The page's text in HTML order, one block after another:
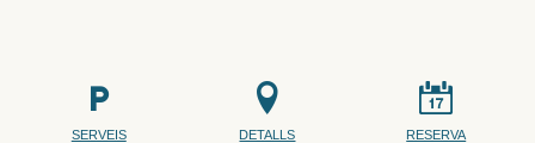
SERVEIS DETALLS RESERVA